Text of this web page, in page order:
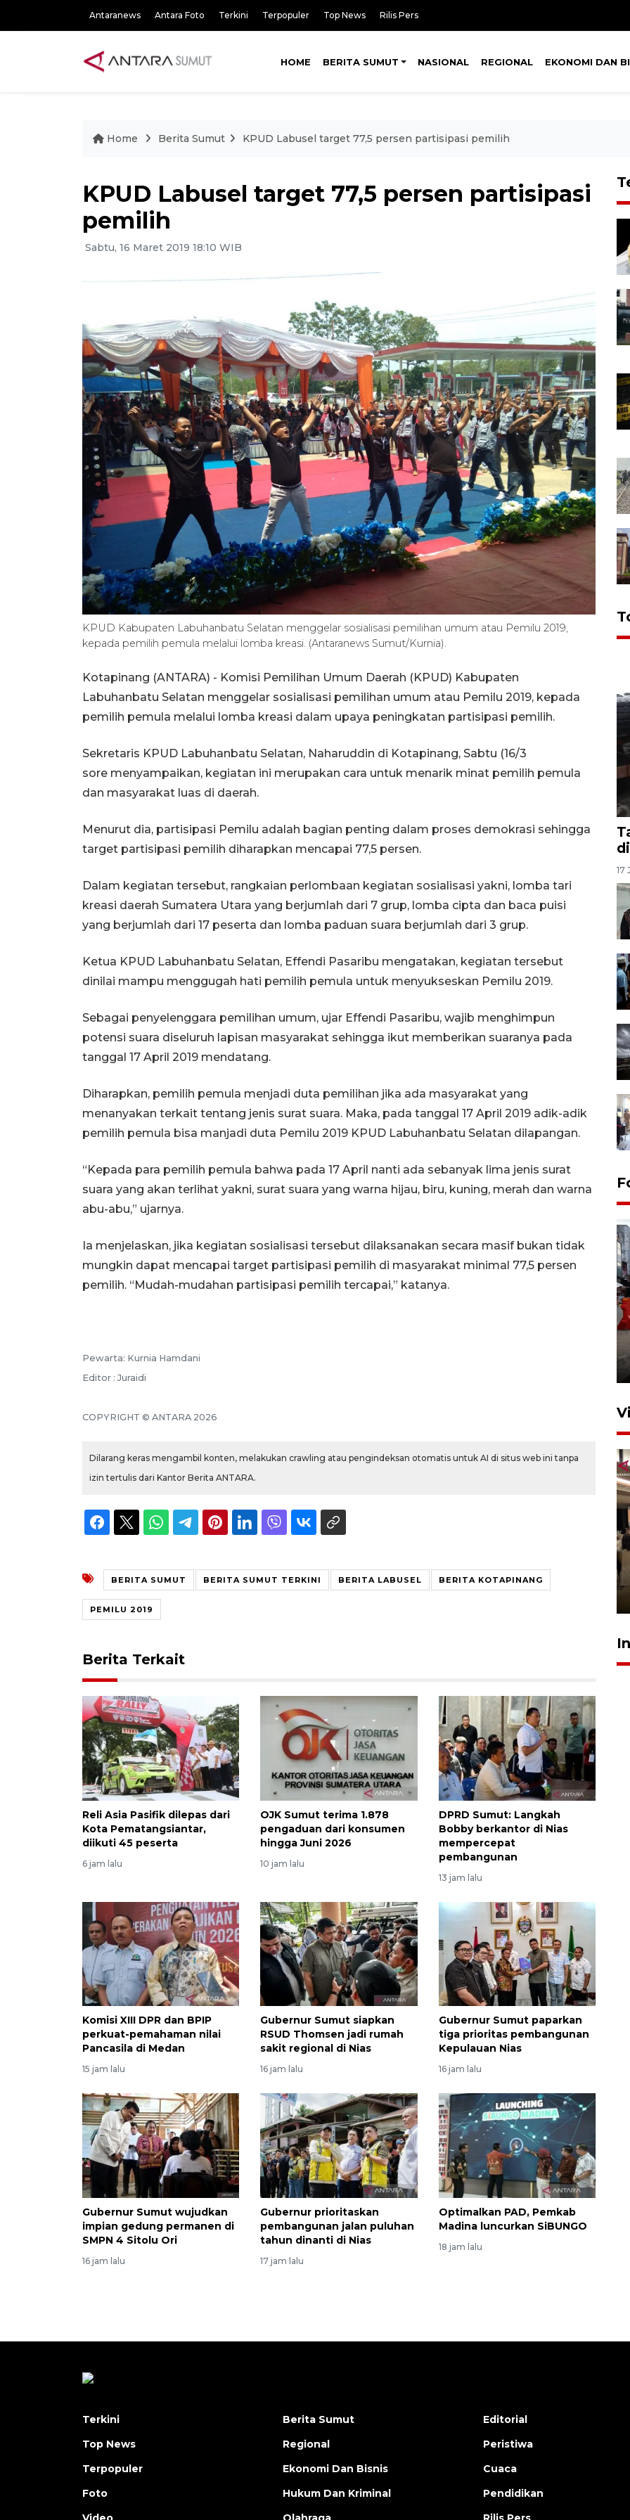
Antaranews Antara Foto Terkini Terpopuler Top News Rilis Pers
HOME BERITA SUMUT NASIONAL REGIONAL EKONOMI DAN
Home Berita Sumut KPUD Labusel target 77,5 persen partisipasi pemilih
KPUD Labusel target 77,5 persen partisipasi
pemilih
Sabtu, 16 Maret 2019 18:10 WIB
KPUD Kabupaten Labuhanbatu Selatan menggelar sosialisasi pemilihan umum atau Pemilu 2019,
kepada pemilih pemula melalui lomba kreasi. (Antaranews Sumut/Kurnia).
Kotapinang (ANTARA) - Komisi Pemilihan Umum Daerah (KPUD) Kabupaten
Labuhanbatu Selatan menggelar sosialisasi pemilihan umum atau Pemilu 2019, kepada
pemilih pemula melalui lomba kreasi dalam upaya peningkatan partisipasi pemilih.
Sekretaris KPUD Labuhanbatu Selatan, Naharuddin di Kotapinang, Sabtu (16/3
sore menyampaikan, kegiatan ini merupakan cara untuk menarik minat pemilih pemula
dan masyarakat luas di daerah.
Menurut dia, partisipasi Pemilu adalah bagian penting dalam proses demokrasi sehingga
target partisipasi pemilih diharapkan mencapai 77,5 persen.
Dalam kegiatan tersebut, rangkaian perlombaan kegiatan sosialisasi yakni, lomba tari
kreasi daerah Sumatera Utara yang berjumlah dari 7 grup, lomba cipta dan baca puisi
yang berjumlah dari 17 peserta dan lomba paduan suara berjumlah dari 3 grup.
Ketua KPUD Labuhanbatu Selatan, Effendi Pasaribu mengatakan, kegiatan tersebut
dinilai mampu menggugah hati pemilih pemula untuk menyukseskan Pemilu 2019.
Sebagai penyelenggara pemilihan umum, ujar Effendi Pasaribu, wajib menghimpun
potensi suara diseluruh lapisan masyarakat sehingga ikut memberikan suaranya pada
tanggal 17 April 2019 mendatang.
Diharapkan, pemilih pemula menjadi duta pemilihan jika ada masyarakat yang
menanyakan terkait tentang jenis surat suara. Maka, pada tanggal 17 April 2019 adik-adik
pemilih pemula bisa manjadi duta Pemilu 2019 KPUD Labuhanbatu Selatan dilapangan.
“Kepada para pemilih pemula bahwa pada 17 April nanti ada sebanyak lima jenis surat
suara yang akan terlihat yakni, surat suara yang warna hijau, biru, kuning, merah dan warna
abu-abu,” ujarnya.
Ia menjelaskan, jika kegiatan sosialisasi tersebut dilaksanakan secara masif bukan tidak
mungkin dapat mencapai target partisipasi pemilih di masyarakat minimal 77,5 persen
pemilih. “Mudah-mudahan partisipasi pemilih tercapai,” katanya.
Pewarta: Kurnia Hamdani
Editor : Juraidi
COPYRIGHT © ANTARA 2026
Dilarang keras mengambil konten, melakukan crawling atau pengindeksan otomatis untuk AI di situs web ini tanpa
izin tertulis dari Kantor Berita ANTARA.
BERITA SUMUT BERITA SUMUT TERKINI BERITA LABUSEL BERITA KOTAPINANG
PEMILU 2019
Berita Terkait
Reli Asia Pasifik dilepas dari
Kota Pematangsiantar,
diikuti 45 peserta
6 jam lalu
OJK Sumut terima 1.878
pengaduan dari konsumen
hingga Juni 2026
10 jam lalu
DPRD Sumut: Langkah
Bobby berkantor di Nias
mempercepat
pembangunan
13 jam lalu
Komisi XIII DPR dan BPIP
perkuat-pemahaman nilai
Pancasila di Medan
15 jam lalu
Gubernur Sumut siapkan
RSUD Thomsen jadi rumah
sakit regional di Nias
16 jam lalu
Gubernur Sumut paparkan
tiga prioritas pembangunan
Kepulauan Nias
16 jam lalu
Gubernur Sumut wujudkan
impian gedung permanen di
SMPN 4 Sitolu Ori
16 jam lalu
Gubernur prioritaskan
pembangunan jalan puluhan
tahun dinanti di Nias
17 jam lalu
Optimalkan PAD, Pemkab
Madina luncurkan SiBUNGO
18 jam lalu
17
Berhaji
Ekonomi triwulan II-2026
tumbuh 5,29 persen
2026-08-06 18:45:00
Terkini
Top News
Terpopuler
Foto
Berita Sumut
Regional
Ekonomi Dan Bisnis
Hukum Dan Kriminal
Editorial
Peristiwa
Cuaca
Pendidikan